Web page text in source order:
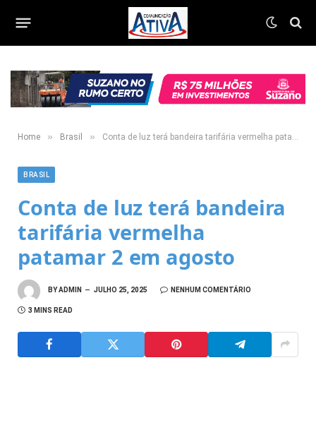
Home » Brasil » Conta de luz terá bandeira tarifária vermelha patamar 2 em agosto
BRASIL
Conta de luz terá bandeira
tarifária vermelha
patamar 2 em agosto
BYADMIN JULHO 25, 2025 NENHUM COMENTÁRIO
3 MINS READ